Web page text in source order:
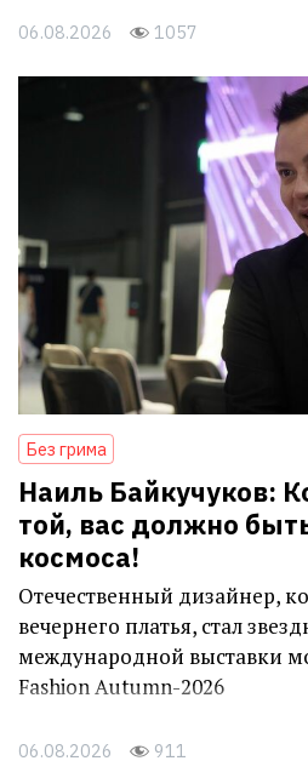
06.08.2026 1057
Без грима
Наиль Байкучуков:
той, вас должно
космоса!
Отечественный дизайнер,
вечернего платья, стал
международной выставки
Fashion Autumn-2026
06.08.2026 911